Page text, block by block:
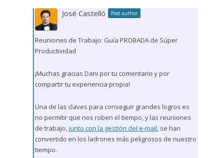
José Castelló Post author
Reuniones de Trabajo: Guía PROBADA de Súper
Productividad
¡Muchas gracias Dani por tu comentario y por
compartir tu experiencia propia!
Una de las claves para conseguir grandes logros es
no permitir que nos roben el tiempo, y las reuniones
de trabajo,junto con la gestión del e-mail, se han
convertido en los ladrones más peligrosos de nuestro
tiempo.